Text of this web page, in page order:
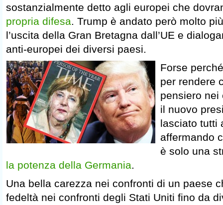
sostanzialmente detto agli europei che
propria difesa. Trump è andato però molto
l’uscita della Gran Bretagna dall’UE e
anti-europei dei diversi paesi.
Forse
per rendere
pensiero nei
il nuovo
lasciato tutti
affermando
è solo una
la potenza della Germania.
Una bella carezza nei confronti di un paese
fedeltà nei confronti degli Stati Uniti fino da